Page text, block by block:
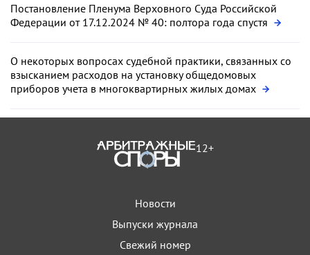
Постановление Пленума Верховного Суда Российской
Федерации от 17.12.2024 № 40: полтора года спустя
О некоторых вопросах судебной практики, связанных со
взысканием расходов на установку общедомовых
приборов учета в многоквартирных жилых домах
12+
Новости
Выпуски журнала
Свежий номер